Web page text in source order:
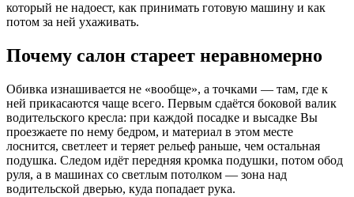
который не надоест, как принимать готовую машину и как
потом за ней ухаживать.
Почему салон стареет неравномерно
Обивка изнашивается не «вообще», а точками — там, где к
ней прикасаются чаще всего. Первым сдаётся боковой валик
водительского кресла: при каждой посадке и высадке Вы
проезжаете по нему бедром, и материал в этом месте
лоснится, светлеет и теряет рельеф раньше, чем остальная
подушка. Следом идёт передняя кромка подушки, потом обод
руля, а в машинах со светлым потолком — зона над
водительской дверью, куда попадает рука.